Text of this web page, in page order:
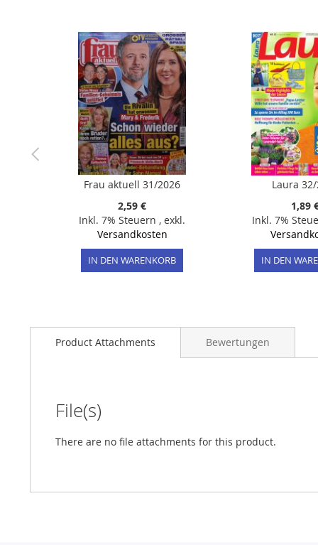
Frau aktuell 31/2026
2,59 €
Inkl. 7% Steuern , exkl.
Versandkosten
IN DEN WARENKORB
Laura
1,89
Inkl. 7%
IN DEN
Product Attachments
File(s)
There are no file attachments for this product.
Bewertungen